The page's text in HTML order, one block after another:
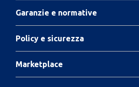
Garanzie e normative
Policy e sicurezza
Marketplace